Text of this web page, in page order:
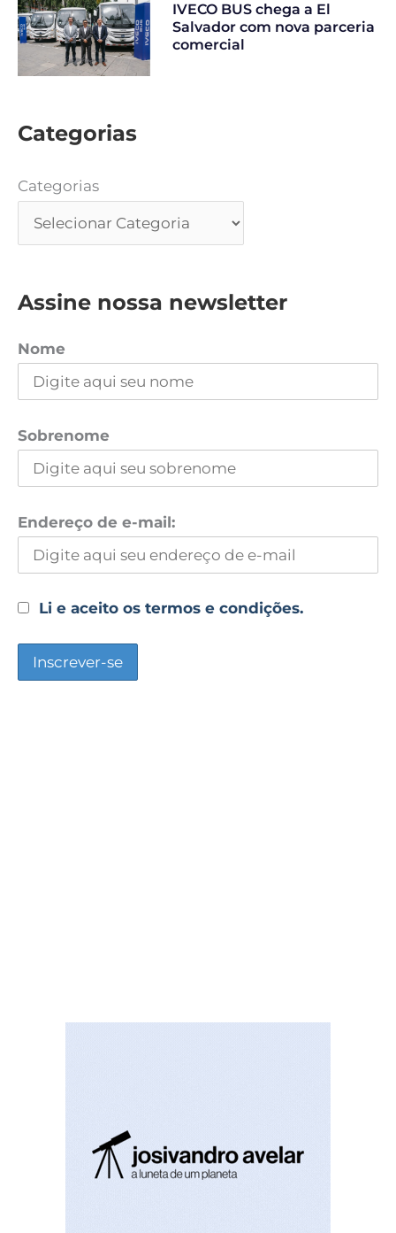
IVECO BUS chega a El
Salvador com nova parceria
comercial
Categorias
Categorias
Assine nossa newsletter
Nome
Sobrenome
Endereço de e-mail:
Li e aceito os termos e condições.